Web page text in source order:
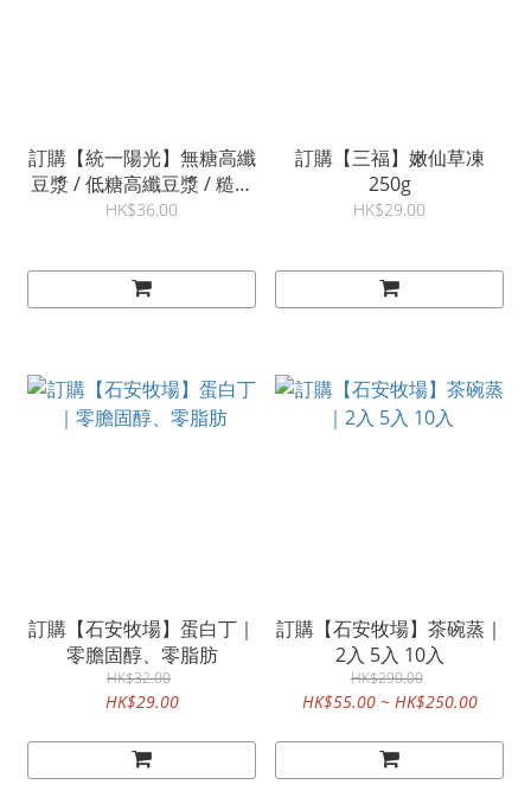
訂購【統一陽光】無糖高纖
豆漿 / 低糖高纖豆漿 / 糙米
漿 / 黃金豆漿 450ml
HK$36.00
訂購【三福】嫩仙草凍
250g
HK$29.00
訂購【石安牧場】蛋白丁｜
零膽固醇、零脂肪
HK$32.00
HK$29.00
訂購【石安牧場】茶碗蒸｜
2入 5入 10入
HK$290.00
HK$55.00 ~ HK$250.00